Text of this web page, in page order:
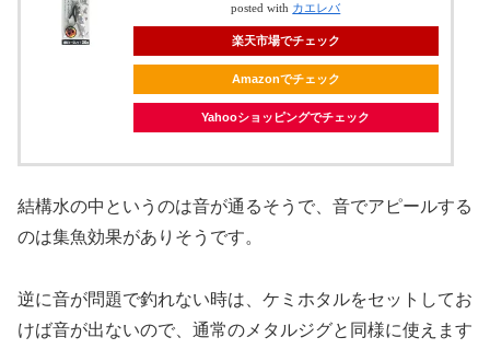
posted with カエレバ
楽天市場でチェック
Amazonでチェック
Yahooショッピングでチェック
結構水の中というのは音が通るそうで、音でアピールする
のは集魚効果がありそうです。
逆に音が問題で釣れない時は、ケミホタルをセットしてお
けば音が出ないので、通常のメタルジグと同様に使えます